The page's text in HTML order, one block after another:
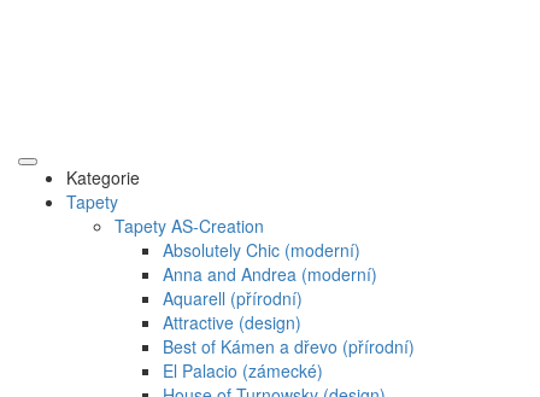
Kategorie
Tapety
Tapety AS-Creation
Absolutely Chic (moderní)
Anna and Andrea (moderní)
Aquarell (přírodní)
Attractive (design)
Best of Kámen a dřevo (přírodní)
El Palacio (zámecké)